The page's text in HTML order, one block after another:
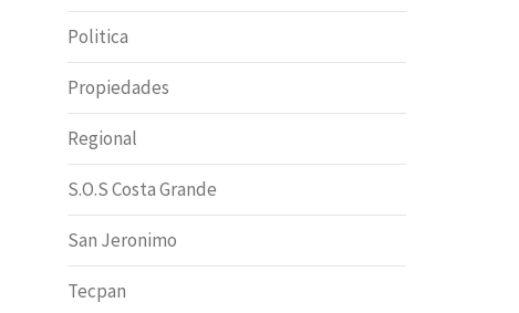
Politica
Propiedades
Regional
S.O.S Costa Grande
San Jeronimo
Tecpan